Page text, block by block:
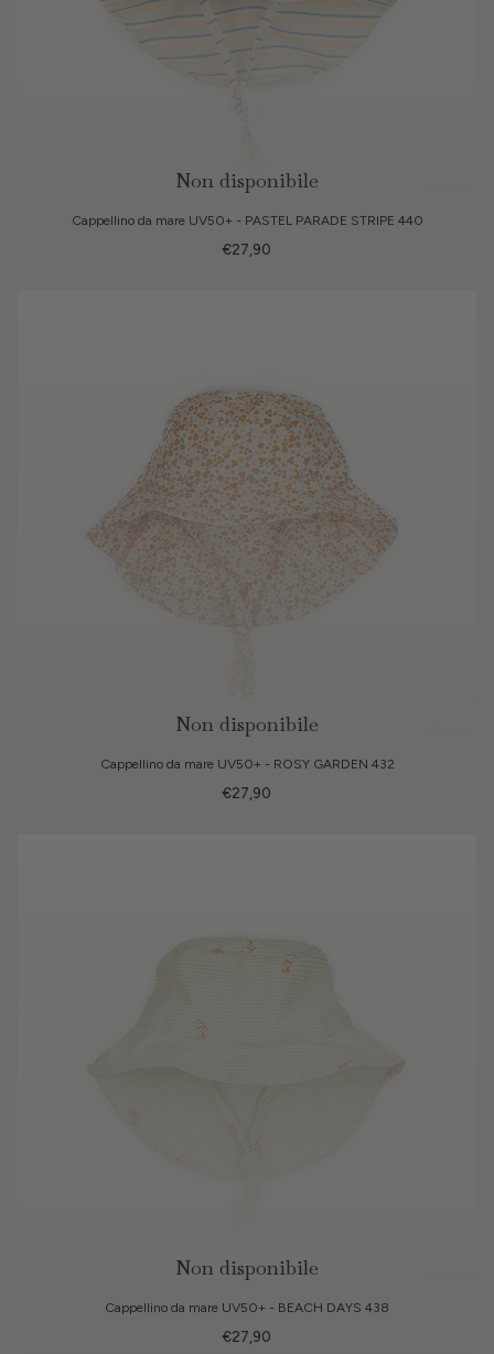
Non disponibile
Cappellino da mare UV50+ - PASTEL PARADE STRIPE 440
€27,90
Non disponibile
Cappellino da mare UV50+ - ROSY GARDEN 432
€27,90
Non disponibile
Cappellino da mare UV50+ - BEACH DAYS 438
€27,90